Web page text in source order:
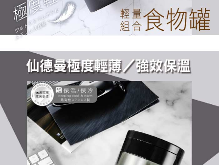
https://aftee.tw/terms/#terms3
３．未成年的使用者請事先徵得法定代理人或監護人之同意方可使用
「AFTEE先享後付」，若未經同意申辦者引起之損失，本公司不負相關責
任。
４．使用「AFTEE先享後付」時，將依據個別帳號之用戶狀況，依本公司即
請求用戶進行身份認證。
５．嚴禁一人註冊多個帳號或使用他人資訊註冊。若發現惡意使用之情形，
恩沛科技股份有限公司將有權停止該用戶之使用額度並採取法律行動。